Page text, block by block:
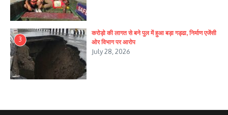
3
करोड़ो की लागत से बने पुल में हुआ बड़ा गड्ढा, निर्माण एजेंसी
ओर विभाग पर आरोप
July 28, 2026